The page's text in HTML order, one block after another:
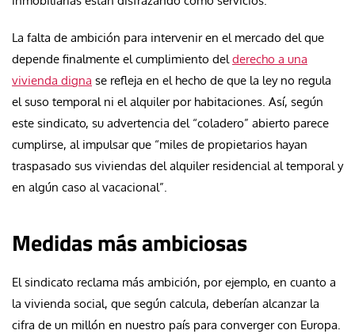
La falta de ambición para intervenir en el mercado del que
depende finalmente el cumplimiento delderecho a una
vivienda digna se refleja en el hecho de que la ley no regula
el suso temporal ni el alquiler por habitaciones. Así, según
este sindicato, su advertencia del “coladero” abierto parece
cumplirse, al impulsar que “miles de propietarios hayan
traspasado sus viviendas del alquiler residencial al temporal y
en algún caso al vacacional”.
Medidas más ambiciosas
El sindicato reclama más ambición, por ejemplo, en cuanto a
la vivienda social, que según calcula, deberían alcanzar la
cifra de un millón en nuestro país para converger con Europa.